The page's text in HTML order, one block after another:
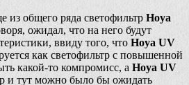
из общего ряда светофильтр Hoya
ожидал, что на него будут
ввиду того, что Hoya UV
как светофильтр с повышенной
какой-то компромисс, а Hoya UV
и тут можно было бы ожидать